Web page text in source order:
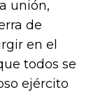
unión,
de
en el
todos se
ejército